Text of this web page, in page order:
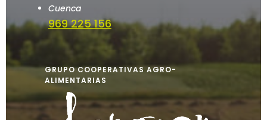
Cuenca
969 225 156
GRUPO COOPERATIVAS AGRO-
ALIMENTARIAS